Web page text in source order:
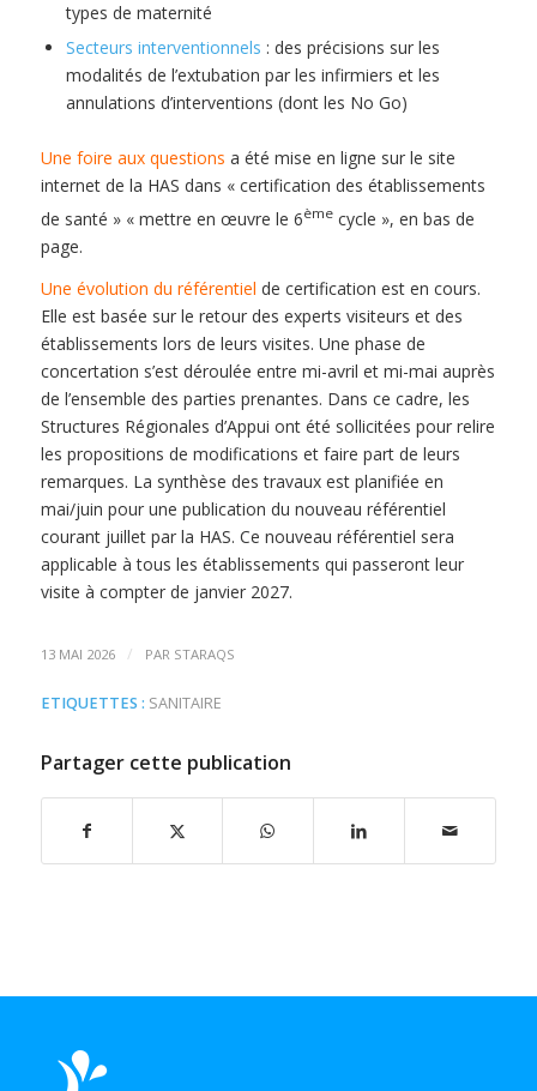
types de maternité
Secteurs interventionnels : des précisions sur les
modalités de l’extubation par les infirmiers et les
annulations d’interventions (dont les No Go)
Une foire aux questions a été mise en ligne sur le site
internet de la HAS dans « certification des établissements
de santé » « mettre en œuvre le 6èmecycle », en bas de
page.
Une évolution du référentiel de certification est en cours.
Elle est basée sur le retour des experts visiteurs et des
établissements lors de leurs visites. Une phase de
concertation s’est déroulée entre mi-avril et mi-mai auprès
de l’ensemble des parties prenantes. Dans ce cadre, les
Structures Régionales d’Appui ont été sollicitées pour relire
les propositions de modifications et faire part de leurs
remarques. La synthèse des travaux est planifiée en
mai/juin pour une publication du nouveau référentiel
courant juillet par la HAS. Ce nouveau référentiel sera
applicable à tous les établissements qui passeront leur
visite à compter de janvier 2027.
13 MAI 2026 / PAR STARAQS
ETIQUETTES : SANITAIRE
Partager cette publication